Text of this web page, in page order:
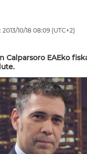
2013/10/18 08:09 (UTC+2)
Calparsoro EAEko